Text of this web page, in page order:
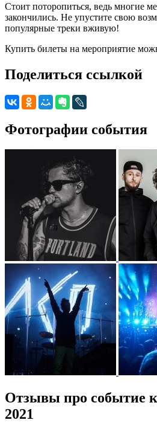
Стоит поторопиться, ведь многие
закончились. Не упустите свою
популярные треки вживую!
Купить билеты на мероприятие
Поделиться ссылкой
Фотографии события
Отзывы про событие
2021